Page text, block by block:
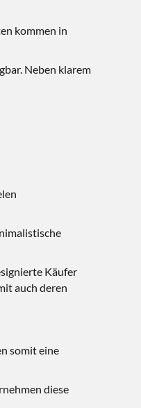
kommen in
Neben klarem
Käufer
auch deren
somit eine
diese